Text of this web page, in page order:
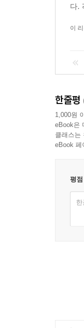
다.
이
한줄평
1,000원
eBook은
클래스는
eBook 페
평점